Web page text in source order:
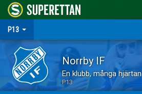
P13
Norrby IF
En klubb, många hjärtan
P13